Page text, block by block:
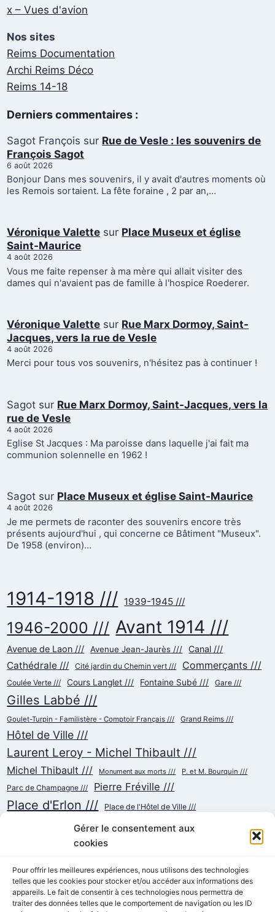
Gérer le consentement aux
cookies
Pour offrir les meilleures expériences, nous utilisons des technologies
telles que les cookies pour stocker et/ou accéder aux informations des
appareils. Le fait de consentir à ces technologies nous permettra de
traiter des données telles que le comportement de navigation ou les ID
x – Vues d'avion
Nos sites
Reims Documentation
Archi Reims Déco
Reims 14-18
Derniers commentaires :
Sagot François sur Rue de Vesle : les souvenirs de
François Sagot
6 août 2026
Bonjour Dans mes souvenirs, il y avait d'autres moments où
les Remois sortaient. La fête foraine , 2 par an,…
Véronique Valette sur Place Museux et église
Saint-Maurice
4 août 2026
Vous me faite repenser à ma mère qui allait visiter des
dames qui n'avaient pas de famille à l'hospice Roederer.
Véronique Valette sur Rue Marx Dormoy, Saint-
Jacques, vers la rue de Vesle
4 août 2026
Merci pour tous vos souvenirs, n'hésitez pas à continuer !
Sagot sur Rue Marx Dormoy, Saint-Jacques, vers la
rue de Vesle
4 août 2026
Eglise St Jacques : Ma paroisse dans laquelle j'ai fait ma
communion solennelle en 1962 !
Sagot sur Place Museux et église Saint-Maurice
4 août 2026
Je me permets de raconter des souvenirs encore très
présents aujourd'hui , qui concerne ce Bâtiment "Museux".
De 1958 (environ)…
1914-1918 /// 1939-1945 ///
1946-2000 /// Avant 1914 ///
Avenue de Laon /// Avenue Jean-Jaurès /// Canal ///
Cathédrale /// Cité jardin du Chemin vert /// Commerçants ///
Coulée Verte /// Cours Langlet /// Fontaine Subé /// Gare ///
Gilles Labbé ///
Goulet-Turpin - Familistère - Comptoir Français /// Grand Reims ///
Hôtel de Ville ///
Laurent Leroy - Michel Thibault ///
Michel Thibault /// Monument aux morts /// P. et M. Bourquin ///
Parc de Champagne /// Pierre Fréville ///
Place d'Erlon /// Place de l'Hôtel de Ville ///
Place de la République /// Place du Cardinal Luçon ///
Place du Forum/des Marchés ///
Rue Buirette /// Rue Carnot /// Rue Chanzy /// Rue Colbert ///
Rue Cérès /// Rue de l'Etape /// Rue de Mars /// Rue de Talleyrand ///